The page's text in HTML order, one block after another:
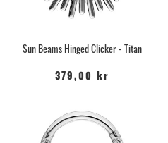
Sun Beams Hinged Clicker - Titan
379,00 kr